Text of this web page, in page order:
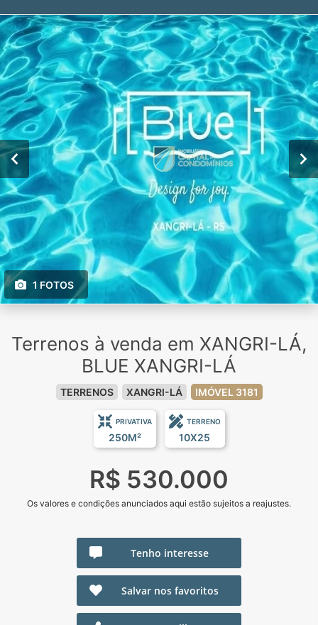
1 FOTOS
Terrenos à venda em XANGRI-LÁ,
BLUE XANGRI-LÁ
TERRENOS XANGRI-LÁ IMÓVEL 3181
PRIVATIVA
250M²
TERRENO
10X25
R$ 530.000
Os valores e condições anunciados aqui estão sujeitos a reajustes.
Tenho interesse
Salvar nos favoritos